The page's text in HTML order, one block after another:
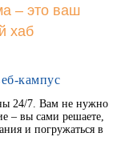
– это ваш
хаб
кампус
24/7. Вам не нужно
– вы сами решаете,
и погружаться в